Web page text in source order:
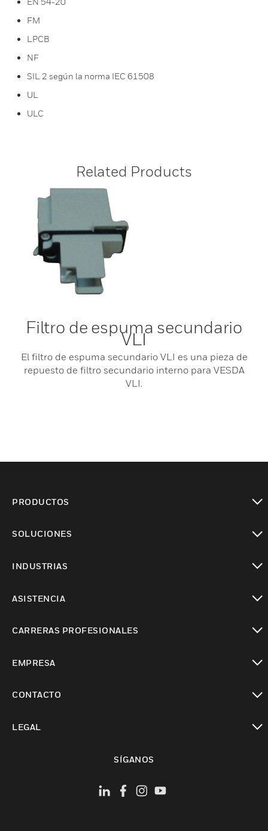
FM
LPCB
NF
SIL 2 según la norma IEC 61508
UL
ULC
Related Products
Filtro de espuma secundario
VLI
El filtro de espuma secundario VLI es una pieza de
repuesto de filtro secundario interno para VESDA
VLI.
PRODUCTOS
SOLUCIONES
INDUSTRIAS
ASISTENCIA
CARRERAS PROFESIONALES
EMPRESA
CONTACTO
LEGAL
SÍGANOS